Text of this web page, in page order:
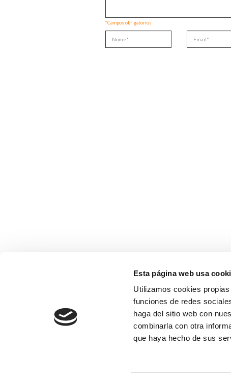
Esta página web usa
Utilizamos cookies
funciones de redes
haga del sitio web con
combinarla con otra
que haya hecho de sus
*Campos obrigatorios